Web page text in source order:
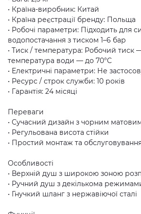
• Країна-виробник: Китай
• Країна реєстрації бренду: Польща
• Робочі параметри: Підходить для
водопостачання з тиском 1–6 бар
• Тиск / температура: Робочий тиск
температура води — до 70°C
• Електричні параметри: Не
• Ресурс / строк служби: 10 років
• Гарантія: 24 місяці
Переваги
• Сучасний дизайн з чорним
• Регульована висота стійки
• Простий монтаж та обслуговування
Особливості
• Верхній душ з широкою зоною
• Ручний душ з декількома
• Гнучкий шланг з нержавіючої сталі